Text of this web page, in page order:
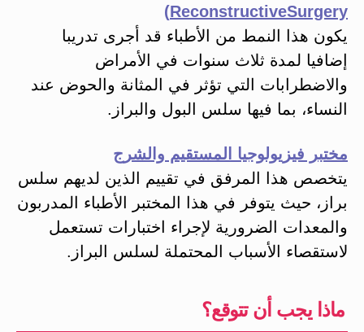
ReconstructiveSurgery)
يكون هذا النمط من الأطباء قد أجرى تدريبا
إضافيا لمدة ثلاث سنوات في الأمراض
والاضطرابات التي تؤثر في المثانة والحوض عند
النساء، بما فيها سلس البول والبراز.
مختبر فيزيولوجيا المستقيم والشرج
يتخصص هذا المرفق في تقييم الذين لديهم سلس
براز، حيث يتوفر في هذا المختبر الأطباء المدربون
والمعدات الضرورية لإجراء اختبارات تستعمل
لاستقصاء الأسباب المحتملة لسلس البراز.
ماذا يجب أن تتوقع؟